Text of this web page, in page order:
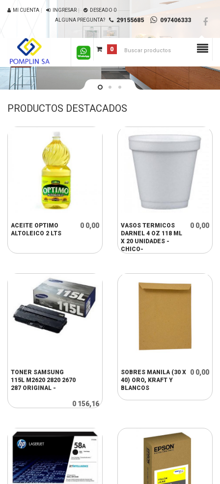
MI CUENTA INGRESAR DESEADO 0
ALGUNA PREGUNTA?
29155685 097406333
0
PRODUCTOS DESTACADOS
ACEITE OPTIMO
ALTOLEICO 2 LTS
0 0,00
VASOS TERMICOS
DARNEL 4 OZ 118 ML
X 20 UNIDADES -
CHICO-
0 0,00
TONER SAMSUNG
115L M2620 2820 2670
287 ORIGINAL -
0 156,16
SOBRES MANILA (30 X
40) ORO, KRAFT Y
BLANCOS
0 0,00